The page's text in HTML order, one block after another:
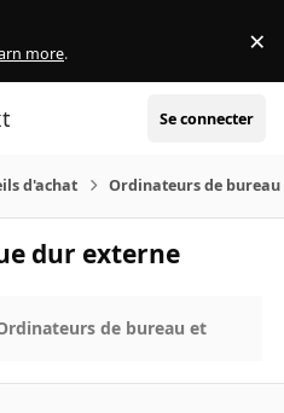
more. ×
Se connecter
d'achat Ordinateurs de bureau
dur externe
de bureau et